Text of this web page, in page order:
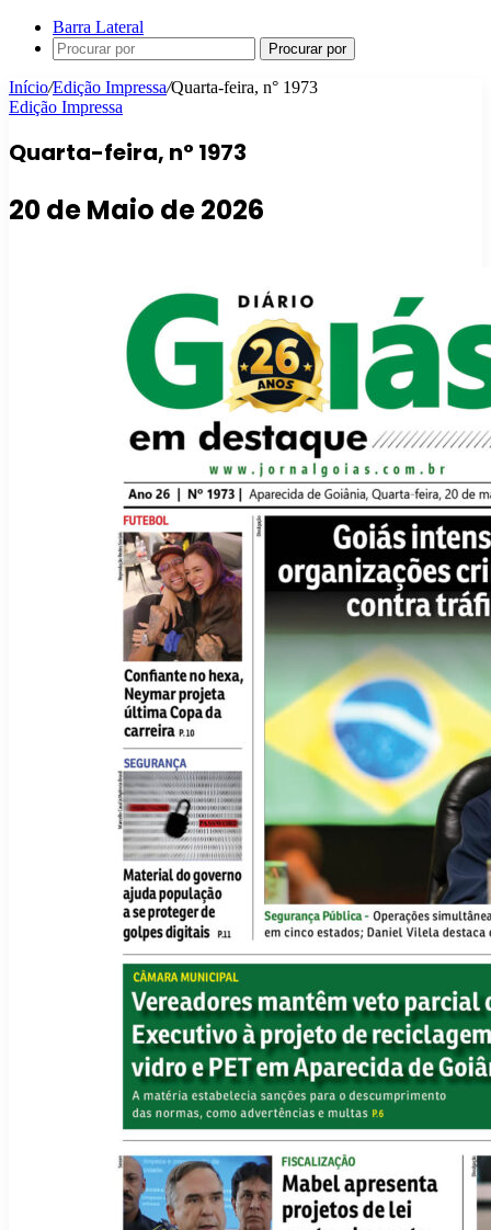
Barra Lateral
Procurar por
Início/Edição Impressa/Quarta-feira, n° 1973
Edição Impressa
Quarta-feira, n° 1973
20 de Maio de 2026